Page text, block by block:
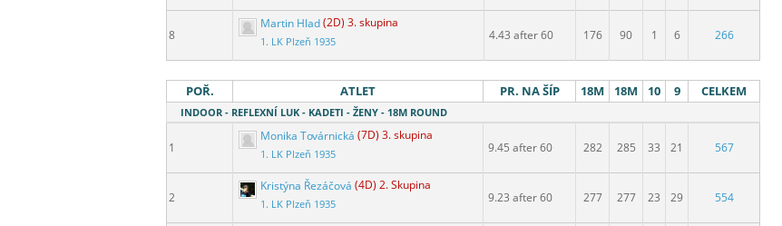
8
Martin Hlad(2D) 3. skupina
1. LK Plzeň 1935 4.43 after 60 176 90 1 6 266
POŘ. ATLET PR. NA ŠÍP 18M 18M 10 9 CELKEM
INDOOR - REFLEXNÍ LUK - KADETI - ŽENY - 18M ROUND
1
Monika Továrnická (7D) 3. skupina
1. LK Plzeň 1935 9.45 after 60 282 285 33 21 567
2
Kristýna Řezáčová (4D) 2. Skupina
1. LK Plzeň 1935 9.23 after 60 277 277 23 29 554